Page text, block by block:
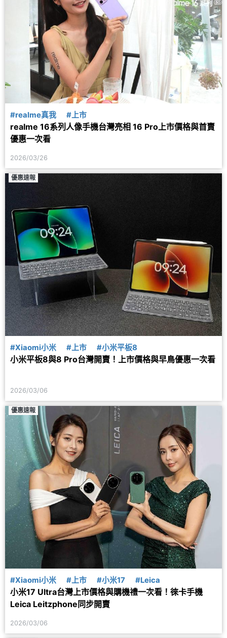
#realme真我 #上市
realme 16系列人像手機台灣亮相 16 Pro上市價格與首賣
優惠一次看
2026/03/26
優惠速報
#Xiaomi小米 #上市 #小米平板8
小米平板8與8 Pro台灣開賣！上市價格與早鳥優惠一次看
2026/03/06
優惠速報
#Xiaomi小米 #上市 #小米17 #Leica
小米17 Ultra台灣上市價格與購機禮一次看！徠卡手機
Leica Leitzphone同步開賣
2026/03/06